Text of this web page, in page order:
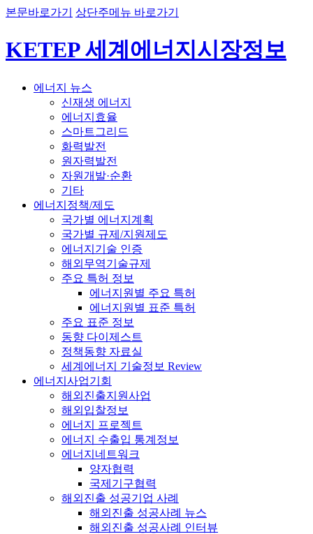
본문바로가기 상단주메뉴 바로가기
KETEP 세계에너지시장정보
에너지 뉴스
신재생 에너지
에너지효율
스마트그리드
화력발전
원자력발전
자원개발·순환
기타
에너지정책/제도
국가별 에너지계획
국가별 규제/지원제도
에너지기술 인증
해외무역기술규제
주요 특허 정보
에너지원별 주요 특허
에너지원별 표준 특허
주요 표준 정보
동향 다이제스트
정책동향 자료실
세계에너지 기술정보 Review
에너지사업기회
해외진출지원사업
해외입찰정보
에너지 프로젝트
에너지 수출입 통계정보
에너지네트워크
양자협력
국제기구협력
해외진출 성공기업 사례
해외진출 성공사례 뉴스
해외진출 성공사례 인터뷰